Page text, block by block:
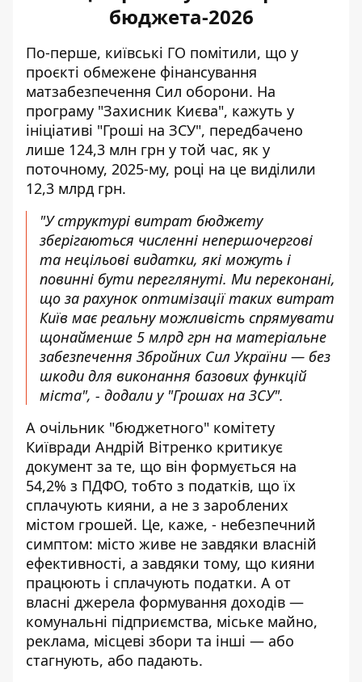
бюджета-2026
По-перше, київські ГО помітили, що у
проєкті обмежене фінансування
матзабезпечення Сил оборони. На
програму "Захисник Києва", кажуть у
ініціативі "Гроші на ЗСУ", передбачено
лише 124,3 млн грн у той час, як у
поточному, 2025-му, році на це виділили
12,3 млрд грн.
"У структурі витрат бюджету
зберігаються численні непершочергові
та нецільові видатки, які можуть і
повинні бути переглянуті. Ми переконані,
що за рахунок оптимізації таких витрат
Київ має реальну можливість спрямувати
щонайменше 5 млрд грн на матеріальне
забезпечення Збройних Сил України — без
шкоди для виконання базових функцій
міста", - додали у "Грошах на ЗСУ".
А очільник "бюджетного" комітету
Київради Андрій Вітренко критикує
документ за те, що він формується на
54,2% з ПДФО, тобто з податків, що їх
сплачують кияни, а не з зароблених
містом грошей. Це, каже, - небезпечний
симптом: місто живе не завдяки власній
ефективності, а завдяки тому, що кияни
працюють і сплачують податки. А от
власні джерела формування доходів —
комунальні підприємства, міське майно,
реклама, місцеві збори та інші — або
стагнують, або падають.